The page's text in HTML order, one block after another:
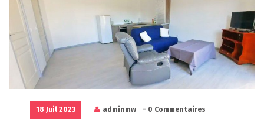
18 Juil 2023 adminmw
- 0 Commentaires